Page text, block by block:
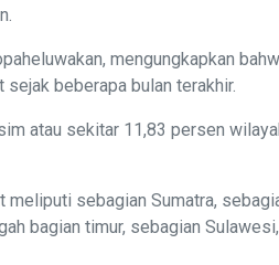
mengungkapkan
beberapa bulan terakhir.
atau sekitar 11,83 persen
sebagian Sumatra,
bagian timur, sebagian